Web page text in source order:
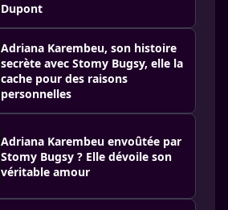
Dupont
Adriana Karembeu, son histoire
secrète avec Stomy Bugsy, elle la
cache pour des raisons
personnelles
Adriana Karembeu envoûtée par
Stomy Bugsy ? Elle dévoile son
véritable amour